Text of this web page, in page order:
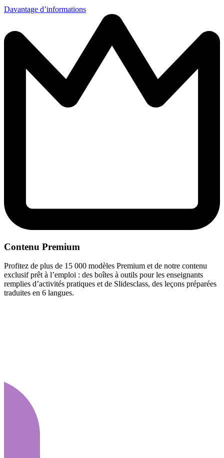
Davantage d’informations
Contenu Premium
Profitez de plus de 15 000 modèles Premium et de notre contenu
exclusif prêt à l’emploi : des boîtes à outils pour les enseignants
remplies d’activités pratiques et de Slidesclass, des leçons préparées
traduites en 6 langues.